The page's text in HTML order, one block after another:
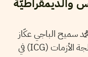
سميح الباجي عكّاز
تناول تقرير نشرته المجموعة الدولية لمعالجة الأزمات (ICG) في